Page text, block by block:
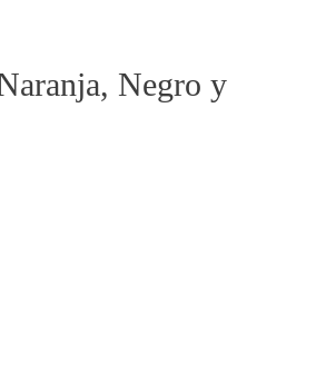
Negro y